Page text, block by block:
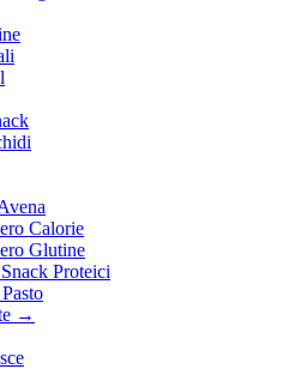
Calorie
Glutine
Proteici
→